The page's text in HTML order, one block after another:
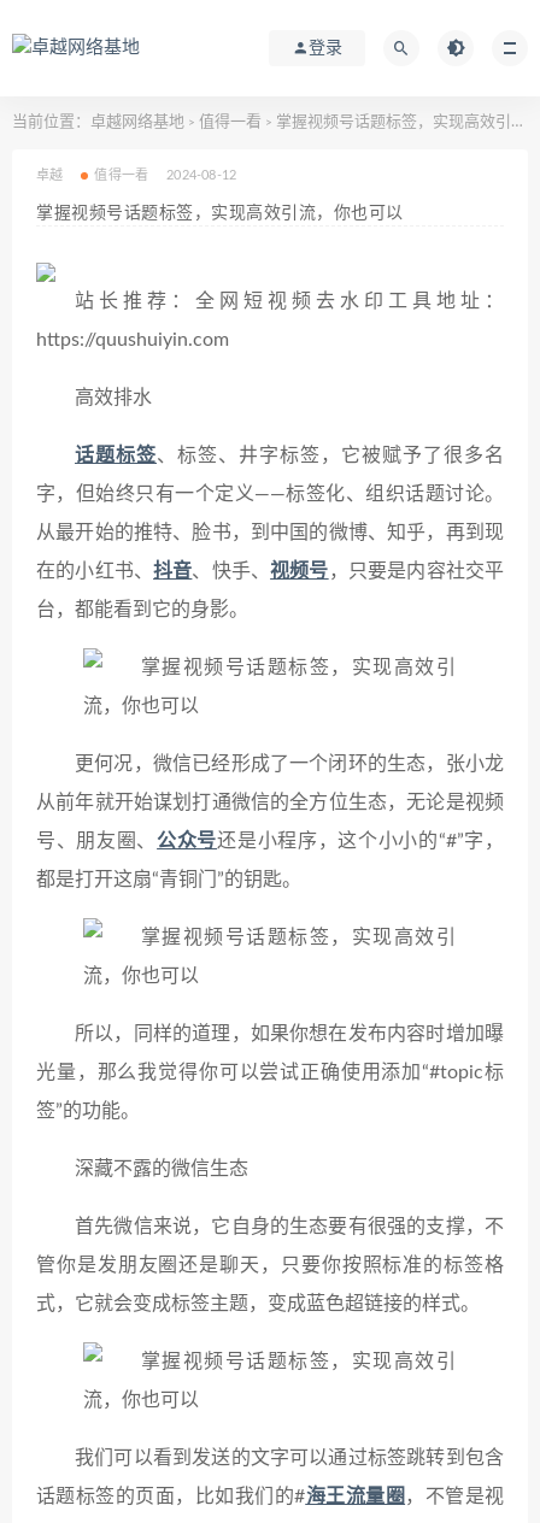
登录
当前位置： 卓越网络基地 > 值得一看 > 掌握视频号话题标签，实现高效引流，你也可以
卓越 值得一看 2024-08-12
掌握视频号话题标签，实现高效引流，你也可以
站长推荐：全网短视频去水印工具地址：
https://quushuiyin.com
高效排水
话题标签、标签、井字标签，它被赋予了很多名
字，但始终只有一个定义——标签化、组织话题讨论。
从最开始的推特、脸书，到中国的微博、知乎，再到现
在的小红书、抖音、快手、视频号 ，只要是内容社交平
台，都能看到它的身影。
更何况，微信已经形成了一个闭环的生态，张小龙
从前年就开始谋划打通微信的全方位生态，无论是视频
号、朋友圈、 公众号还是小程序，这个小小的“#”字，
都是打开这扇“青铜门”的钥匙。
所以，同样的道理，如果你想在发布内容时增加曝
光量，那么我觉得你可以尝试正确使用添加“#topic标
签”的功能。
深藏不露的微信生态
首先微信来说，它自身的生态要有很强的支撑，不
管你是发朋友圈还是聊天，只要你按照标准的标签格
式，它就会变成标签主题，变成蓝色超链接的样式。
我们可以看到发送的文字可以通过标签跳转到包含
话题标签的页面，比如我们的#海王流量圈 ，不管是视